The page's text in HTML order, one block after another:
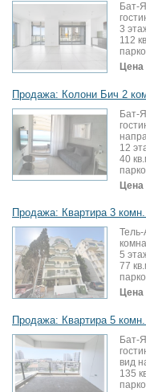
Бат-
3
112
Цена
Продажа: Колони Бич 2
Бат-
12
40
Цена
Продажа: Квартира 3
5
77
Цена
Продажа: Квартира 5
Бат-
вид
135